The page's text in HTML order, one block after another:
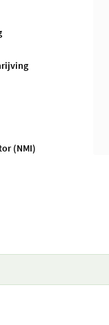
(NMI)